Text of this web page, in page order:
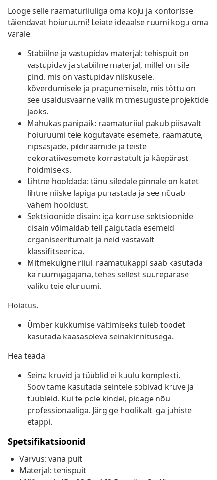
Looge selle raamaturiiuliga oma koju ja kontorisse
täiendavat hoiuruumi! Leiate ideaalse ruumi kogu oma
varale.
Stabiilne ja vastupidav materjal: tehispuit on
vastupidav ja stabiilne materjal, millel on sile
pind, mis on vastupidav niiskusele,
kõverdumisele ja pragunemisele, mis tõttu on
see usaldusväärne valik mitmesuguste projektide
jaoks.
Mahukas panipaik: raamaturiiul pakub piisavalt
hoiuruumi teie kogutavate esemete, raamatute,
nipsasjade, pildiraamide ja teiste
dekoratiivesemete korrastatult ja käepärast
hoidmiseks.
Lihtne hooldada: tänu siledale pinnale on katet
lihtne niiske lapiga puhastada ja see nõuab
vähem hooldust.
Sektsioonide disain: iga korruse sektsioonide
disain võimaldab teil paigutada esemeid
organiseeritumalt ja neid vastavalt
klassifitseerida.
Mitmekülgne riiul: raamatukappi saab kasutada
ka ruumijagajana, tehes sellest suurepärase
valiku teie eluruumi.
Hoiatus.
Ümber kukkumise vältimiseks tuleb toodet
kasutada kaasasoleva seinakinnitusega.
Hea teada:
Seina kruvid ja tüüblid ei kuulu komplekti.
Soovitame kasutada seintele sobivad kruve ja
tüübleid. Kui te pole kindel, pidage nõu
professionaaliga. Järgige hoolikalt iga juhiste
etappi.
Spetsifikatsioonid
Värvus: vana puit
Materjal: tehispuit